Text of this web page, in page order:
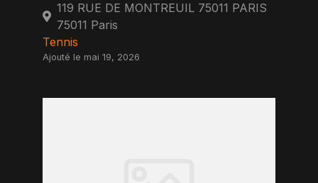
119 RUE DE MONTREUIL 75011 PARIS
75011 Paris
Tennis
Ajouté le mai 19, 2026